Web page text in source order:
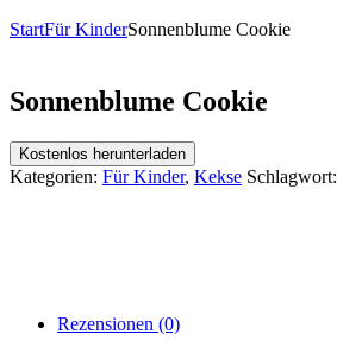
StartFür KinderSonnenblume Cookie
Sonnenblume Cookie
Kostenlos herunterladen
Kategorien: Für Kinder, Kekse Schlagwort:
Rezensionen (0)